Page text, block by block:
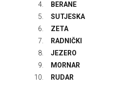
4.
BERANE
5.
SUTJESKA
6.
ZETA
7.
RADNIČKI
8.
JEZERO
9.
MORNAR
10.
RUDAR